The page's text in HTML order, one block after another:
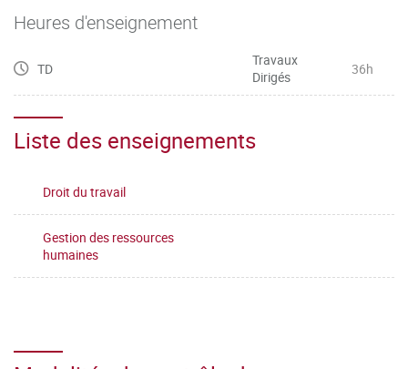
Heures d'enseignement
TD
Travaux
Dirigés
36h
Liste des enseignements
Droit du travail
Gestion des ressources
humaines